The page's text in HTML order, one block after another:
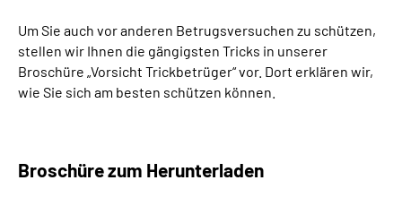
Um Sie auch vor anderen Betrugsversuchen zu schützen,
stellen wir Ihnen die gängigsten Tricks in unserer
Broschüre „Vorsicht Trickbetrüger“ vor. Dort erklären wir,
wie Sie sich am besten schützen können.
Broschüre zum Herunterladen